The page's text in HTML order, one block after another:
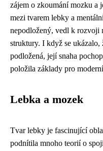
zájem o zkoumání mozku a
mezi tvarem lebky a
nepodložený, vedl k rozvoji
struktury. I když se
podložená, její snaha
položila základy pro
Lebka a mozek
Tvar lebky je fascinující
podnítila mnoho teorií o